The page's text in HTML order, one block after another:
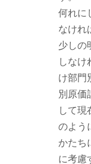
何れに
なけれ
少しの
しなけ
け部門
別原価
して現
のよう
かたち
に考慮